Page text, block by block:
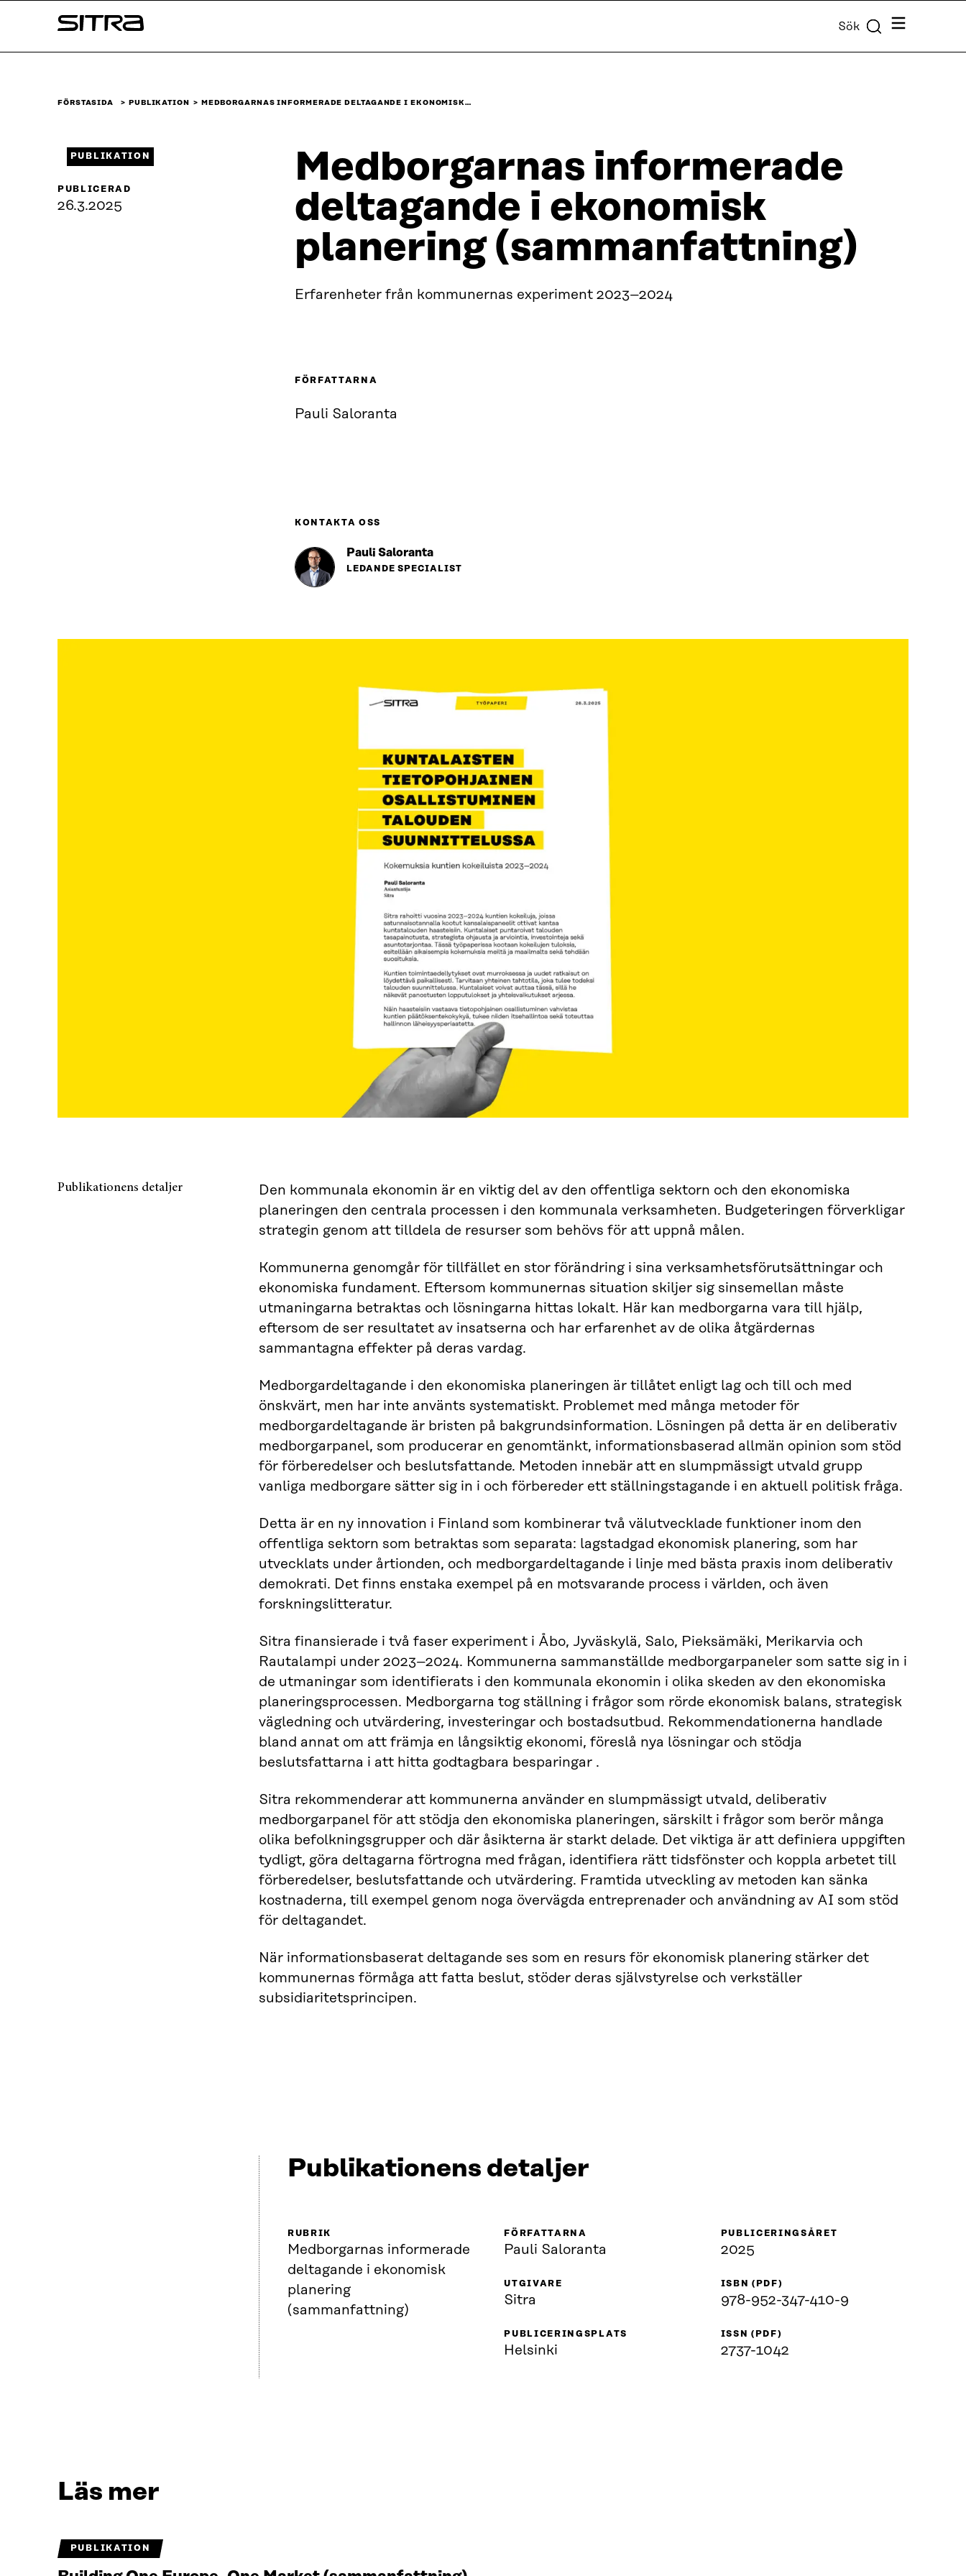
↓
Sitra Sök Meny
FÖRSTASIDA PUBLIKATION MEDBORGARNAS INFORMERADE DELTAGANDE I EKONOMISK…
Medborgarnas informerade
deltagande i ekonomisk
planering (sammanfattning)
Erfarenheter från kommunernas experiment 2023–2024
PUBLIKATION
PUBLICERAD
26.3.2025
FÖRFATTARNA
Pauli Saloranta
KONTAKTA OSS
Pauli Saloranta
LEDANDE SPECIALIST
Publikationens detaljer
Den kommunala ekonomin är en viktig del av den offentliga sektorn och den ekonomiska
planeringen den centrala processen i den kommunala verksamheten. Budgeteringen förverkligar
strategin genom att tilldela de resurser som behövs för att uppnå målen.
Kommunerna genomgår för tillfället en stor förändring i sina verksamhetsförutsättningar och
ekonomiska fundament. Eftersom kommunernas situation skiljer sig sinsemellan måste
utmaningarna betraktas och lösningarna hittas lokalt. Här kan medborgarna vara till hjälp,
eftersom de ser resultatet av insatserna och har erfarenhet av de olika åtgärdernas
sammantagna effekter på deras vardag.
Medborgardeltagande i den ekonomiska planeringen är tillåtet enligt lag och till och med
önskvärt, men har inte använts systematiskt. Problemet med många metoder för
medborgardeltagande är bristen på bakgrundsinformation. Lösningen på detta är en deliberativ
medborgarpanel, som producerar en genomtänkt, informationsbaserad allmän opinion som stöd
för förberedelser och beslutsfattande. Metoden innebär att en slumpmässigt utvald grupp
vanliga medborgare sätter sig in i och förbereder ett ställningstagande i en aktuell politisk fråga.
Detta är en ny innovation i Finland som kombinerar två välutvecklade funktioner inom den
offentliga sektorn som betraktas som separata: lagstadgad ekonomisk planering, som har
utvecklats under årtionden, och medborgardeltagande i linje med bästa praxis inom deliberativ
demokrati. Det finns enstaka exempel på en motsvarande process i världen, och även
forskningslitteratur.
Sitra finansierade i två faser experiment i Åbo, Jyväskylä, Salo, Pieksämäki, Merikarvia och
Rautalampi under 2023–2024. Kommunerna sammanställde medborgarpaneler som satte sig in i
de utmaningar som identifierats i den kommunala ekonomin i olika skeden av den ekonomiska
planeringsprocessen. Medborgarna tog ställning i frågor som rörde ekonomisk balans, strategisk
vägledning och utvärdering, investeringar och bostadsutbud. Rekommendationerna handlade
bland annat om att främja en långsiktig ekonomi, föreslå nya lösningar och stödja
beslutsfattarna i att hitta godtagbara besparingar .
Sitra rekommenderar att kommunerna använder en slumpmässigt utvald, deliberativ
medborgarpanel för att stödja den ekonomiska planeringen, särskilt i frågor som berör många
olika befolkningsgrupper och där åsikterna är starkt delade. Det viktiga är att definiera uppgiften
tydligt, göra deltagarna förtrogna med frågan, identifiera rätt tidsfönster och koppla arbetet till
förberedelser, beslutsfattande och utvärdering. Framtida utveckling av metoden kan sänka
kostnaderna, till exempel genom noga övervägda entreprenader och användning av AI som stöd
för deltagandet.
När informationsbaserat deltagande ses som en resurs för ekonomisk planering stärker det
kommunernas förmåga att fatta beslut, stöder deras självstyrelse och verkställer
subsidiaritetsprincipen.
Publikationens detaljer
RUBRIK
Medborgarnas informerade
deltagande i ekonomisk
planering
(sammanfattning)
FÖRFATTARNA
Pauli Saloranta
UTGIVARE
Sitra
PUBLICERINGSPLATS
Helsinki
PUBLICERINGSÅRET
2025
ISBN (PDF)
978-952-347-410-9
ISSN (PDF)
2737-1042
Läs mer
PUBLIKATION